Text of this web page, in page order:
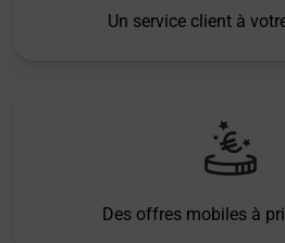
Un service client à
Des offres mobiles à